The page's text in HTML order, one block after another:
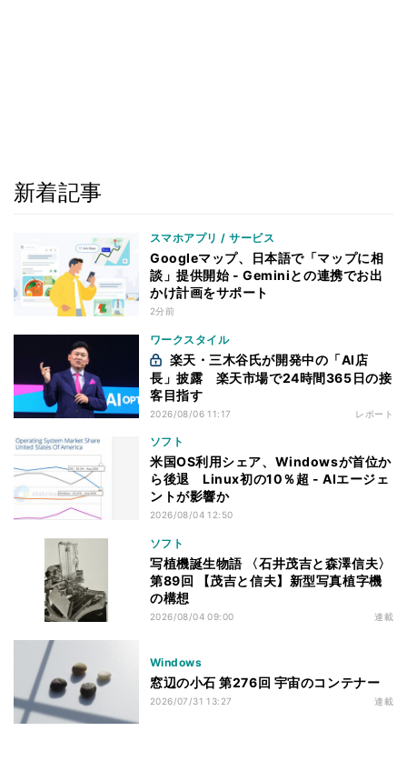
新着記事
スマホアプリ / サービス
Googleマップ、日本語で「マップに相
談」提供開始 - Geminiとの連携でお出
かけ計画をサポート
2分前
ワークスタイル
長」披露 楽天市場で24時間365日の接
客目指す
2026/08/06 11:17 レポート
ソフト
米国OS利用シェア、Windowsが首位か
ら後退 Linux初の10％超 - AIエージェ
ントが影響か
2026/08/04 12:50
ソフト
写植機誕生物語 〈石井茂吉と森澤信夫〉
第89回 【茂吉と信夫】新型写真植字機
の構想
2026/08/04 09:00 連載
Windows
窓辺の小石 第276回 宇宙のコンテナー
2026/07/31 13:27 連載